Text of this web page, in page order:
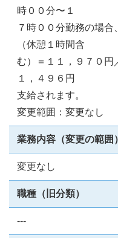
時００分〜１
７時００分勤務の場
（休憩１時間含
む）＝１１，９７０円
１，４９６円
支給されます。
変更範囲：変更なし
業務内容（変更の範囲）
変更なし
職種（旧分類）
---